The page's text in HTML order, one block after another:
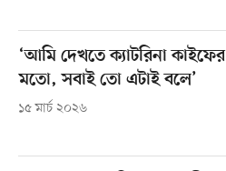
‘আমি দেখতে ক্যাটরিনা কাইফের
মতো, সবাই তো এটাই বলে’
১৫ মার্চ ২০২৬